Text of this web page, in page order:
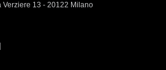
Verziere 13 - 20122 Milano